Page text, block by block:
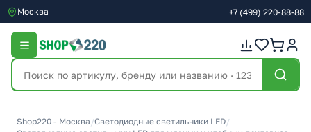
Москва +7 (499) 220-88-88
Shop220 - Москва /Светодиодные светильники LED/